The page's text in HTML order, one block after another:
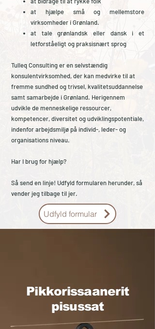
at hjælpe små og mellemstore
virksomheder i Grønland.
at tale grønlandsk eller dansk i et
letforståeligt og praksisnært sprog
Tulleq Consulting er en selvstændig
konsulentvirksomhed, der kan medvirke til at
fremme sundhed og trivsel, kvalitetsuddannelse
samt samarbejde i Grønland. Herigennem
udvikle de menneskelige ressourcer,
kompetencer, diversitet og udviklingspotentiale,
indenfor arbejdsmiljø på individ-, leder- og
organisations niveau.
Har I brug for hjælp?
Så send en linje! Udfyld formularen herunder, så
vender jeg tilbage til jer.​​
Udfyld formular
Pikkorissaanerit
pisussat